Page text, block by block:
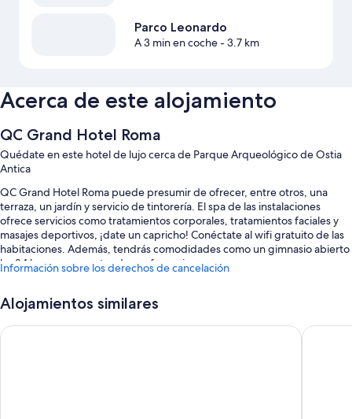
Parco Leonardo
A 3 min en coche- 3.7 km
Acerca de este alojamiento
QC Grand Hotel Roma
Quédate en este hotel de lujo cerca de Parque Arqueológico de Ostia
Antica
QC Grand Hotel Roma puede presumir de ofrecer, entre otros, una
terraza, un jardín y servicio de tintorería. El spa de las instalaciones
ofrece servicios como tratamientos corporales, tratamientos faciales y
masajes deportivos, ¡date un capricho! Conéctate al wifi gratuito de las
habitaciones. Además, tendrás comodidades como un gimnasio abierto
las 24 horas y un centro de conferencias.
Aparcamiento y aparcamiento de larga duración gratis
Desayuno bufé (de pago), un servicio de transporte desde y hasta el
Información sobre los derechos de cancelación
Alojamientos similares
Hilton Garden Inn Rome Airport Hotel